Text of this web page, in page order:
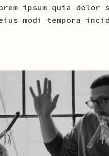
ipsum quia
eius modi tempora